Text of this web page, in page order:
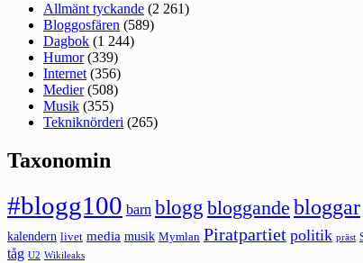
Allmänt tyckande (2 261)
Bloggosfären (589)
Dagbok (1 244)
Humor(339)
Internet (356)
Medier(508)
Musik (355)
Tekniknörderi (265)
Taxonomin
#blogg100 barn blogg bloggande bloggar
kalendern livet media musik Mymlan Piratpartiet politik präst
tåg U2 Wikileaks